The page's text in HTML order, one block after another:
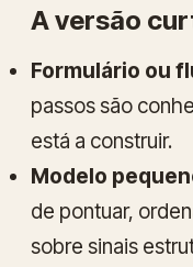
A versão
Formulário ou
passos são
está a construir.
Modelo
de pontuar,
sobre sinais